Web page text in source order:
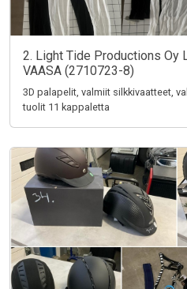
2. Light Tide Productions Oy
VAASA (2710723-8)
3D palapelit, valmiit silkkivaatteet,
tuolit 11 kappaletta